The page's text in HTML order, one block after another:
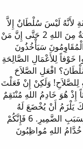
لأَنَّهُ لَيْسَ سُلْطَانٌ إِلاَّ
مِنَ اللهِ وَالسَّلاَطِينُ الْكَائِنَةُ هِيَ مُرَتَّبَةٌ مِنَ اللهِ 2 حَتَّى إِنَّ مَنْ
سَيَأْخُذُونَ
لَيْسُوا خَوْفاً لِلأَعْمَالِ الصَّالِحَةِ
افْعَلِ الصَّلاَحَ
خَادِمُ اللهِ لِلصَّلاَحِ! وَلَكِنْ إِنْ فَعَلْتَ
هُوَ خَادِمُ اللهِ مُنْتَقِمٌ
الَّذِي يَفْعَلُ الشَّرَّ. 5 لِذَلِكَ يَلْزَمُ أَنْ يُخْضَعَ لَهُ
لَيْسَ بِسَبَبِ الْغَضَبِ فَقَطْ بَلْ أَيْضاً بِسَبَبِ الضَّمِيرِ. 6 فَإِنَّكُمْ
اللهِ مُواظِبُونَ